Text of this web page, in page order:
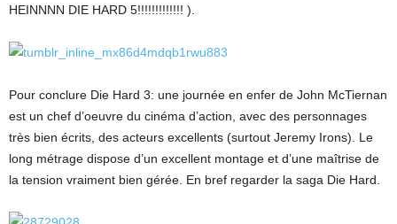
HEINNNN DIE HARD 5!!!!!!!!!!!!! ).
Pour conclure Die Hard 3: une journée en enfer de John McTiernan
est un chef d’oeuvre du cinéma d’action, avec des personnages
très bien écrits, des acteurs excellents (surtout Jeremy Irons). Le
long métrage dispose d’un excellent montage et d’une maîtrise de
la tension vraiment bien gérée. En bref regarder la saga Die Hard.